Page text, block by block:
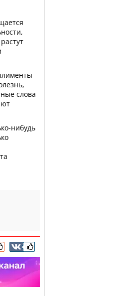
слова
нибудь